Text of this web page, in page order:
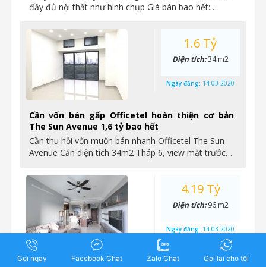
đầy đủ nội thất như hình chụp Giá bán bao hết:…
Cần vốn bán gấp Officetel hoàn thiện cơ bản
The Sun Avenue 1,6 tỷ bao hết
Cần thu hồi vốn muốn bán nhanh Officetel The Sun
Avenue Căn diện tích 34m2 Tháp 6, view mặt trước…
1.6 Tỷ
Diện tích:34 m2
Ngày đăng: 14-03-2020
Cần vốn bán nhanh căn 3PN The Sun Avenue
4.19 Tỷ
Diện tích:96 m2
Ngày đăng: 14-03-2020
Gọi ngay Facebook Chat Zalo Chat Gọi lại cho tôi